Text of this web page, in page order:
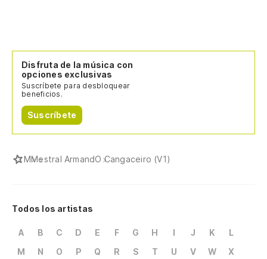
Disfruta de la música con
opciones exclusivas
Suscríbete para desbloquear
beneficios.
Suscríbete
MMestral ArmandO Cangaceiro (V1)
Todos los artistas
A B C D E F G H I J K
L
M
N O P Q R S T U V W
X